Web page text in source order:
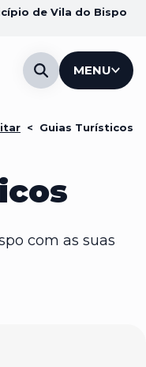
de Vila do Bispo
MENU
< Guias Turísticos
com as suas